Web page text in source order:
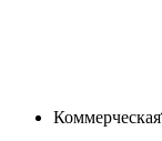
Коммерческая